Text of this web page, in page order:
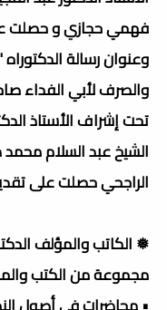
فهمي حجازي و حصلت
وعنوان رسالة
تحت إشراف الأستاذ
الشيخ عبد السلام
الراجحي حصلت على
❅ الكاتب والمؤلف
مجموعة من الكتب